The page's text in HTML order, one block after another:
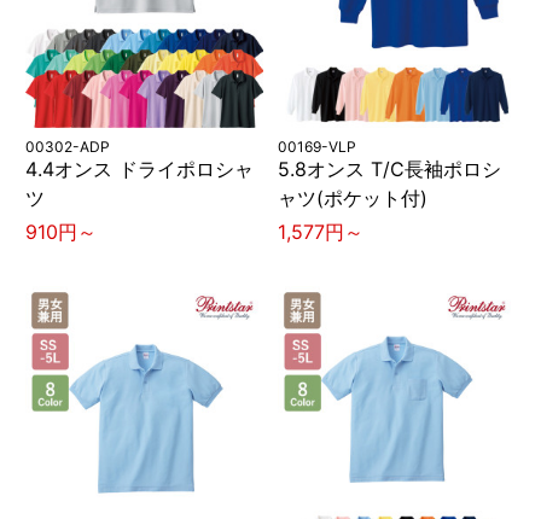
00302-ADP
4.4オンス ドライポロシャ
ツ
910円～
00169-VLP
5.8オンス T/C長袖ポロシ
ャツ(ポケット付)
1,577円～